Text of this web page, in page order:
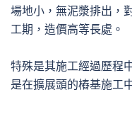
場地小，無泥漿排出，
工期，造價高等長處。
特殊是其施工經過歷程
是在擴展頭的樁基施工